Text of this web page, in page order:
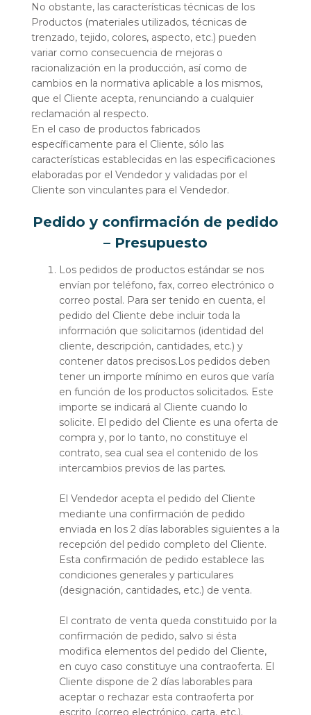
No obstante, las características técnicas de los
Productos (materiales utilizados, técnicas de
trenzado, tejido, colores, aspecto, etc.) pueden
variar como consecuencia de mejoras o
racionalización en la producción, así como de
cambios en la normativa aplicable a los mismos,
que el Cliente acepta, renunciando a cualquier
reclamación al respecto.
En el caso de productos fabricados
específicamente para el Cliente, sólo las
características establecidas en las especificaciones
elaboradas por el Vendedor y validadas por el
Cliente son vinculantes para el Vendedor.
Pedido y confirmación de pedido
– Presupuesto
Los pedidos de productos estándar se nos
envían por teléfono, fax, correo electrónico o
correo postal. Para ser tenido en cuenta, el
pedido del Cliente debe incluir toda la
información que solicitamos (identidad del
cliente, descripción, cantidades, etc.) y
contener datos precisos.Los pedidos deben
tener un importe mínimo en euros que varía
en función de los productos solicitados. Este
importe se indicará al Cliente cuando lo
solicite. El pedido del Cliente es una oferta de
compra y, por lo tanto, no constituye el
contrato, sea cual sea el contenido de los
intercambios previos de las partes.
El Vendedor acepta el pedido del Cliente
mediante una confirmación de pedido
enviada en los 2 días laborables siguientes a la
recepción del pedido completo del Cliente.
Esta confirmación de pedido establece las
condiciones generales y particulares
(designación, cantidades, etc.) de venta.
El contrato de venta queda constituido por la
confirmación de pedido, salvo si ésta
modifica elementos del pedido del Cliente,
en cuyo caso constituye una contraoferta. El
Cliente dispone de 2 días laborables para
aceptar o rechazar esta contraoferta por